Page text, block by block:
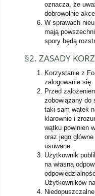
oznacza, że
dobrowolnie
W sprawach
mają
spory będą
§2. ZASADY
Korzystanie z
zalogowanie się.
Przed
zobowiązany do
taki sam wątek
klarownie i
wątku powinien
oraz jego
usuwane.
Użytkownik
na własną
Użytkowników